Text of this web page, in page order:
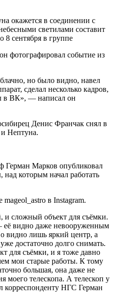
окажется в соединении с
светилами составит
8 сентября в группе
фотографировал событие из
но было видно, навел
сделал несколько кадров,
в ВК», — написал он
Денис Франчак снял в
Нептуна.
Герман Марков опубликовал
которым начал работать
mageol_astro в Instagram.
и сложный объект для съёмки.
её видно даже невооруженным
видно лишь яркий центр, а
достаточно долго снимать.
для съёмки, и я тоже давно
мои старые работы. К тому
большая, она даже не
моего телескопа. А телескоп у
корреспонденту НГС Герман